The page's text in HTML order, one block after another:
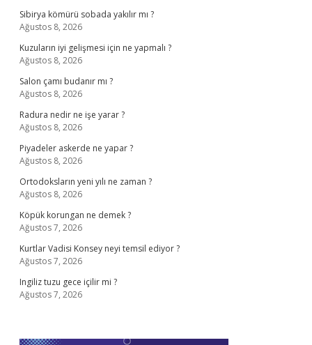
Sibirya kömürü sobada yakılır mı ?
Ağustos 8, 2026
Kuzuların iyi gelişmesi için ne yapmalı ?
Ağustos 8, 2026
Salon çamı budanır mı ?
Ağustos 8, 2026
Radura nedir ne işe yarar ?
Ağustos 8, 2026
Piyadeler askerde ne yapar ?
Ağustos 8, 2026
Ortodoksların yeni yılı ne zaman ?
Ağustos 8, 2026
Köpük korungan ne demek ?
Ağustos 7, 2026
Kurtlar Vadisi Konsey neyi temsil ediyor ?
Ağustos 7, 2026
Ingiliz tuzu gece içilir mi ?
Ağustos 7, 2026